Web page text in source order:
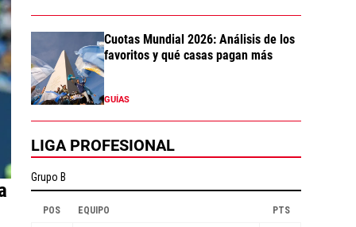
Cuotas Mundial 2026: Análisis de los
favoritos y qué casas pagan más
GUÍAS
LIGA PROFESIONAL